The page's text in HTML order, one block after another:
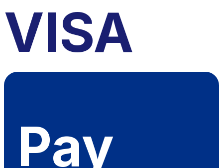
VISA
Pay